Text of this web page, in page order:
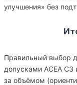
улучшения» без
Правильный выбор
допусками ACEA C3
за объёмом